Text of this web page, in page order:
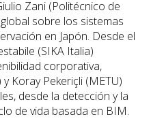
Zani (Politécnico de
sobre los sistemas
en Japón. Desde el
(SIKA Italia)
corporativa,
Koray Pekeriçli (METU)
desde la detección y la
de vida basada en BIM.